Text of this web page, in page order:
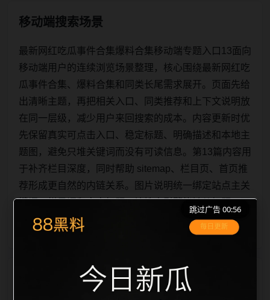
移动端搜索场景
最新网红吃瓜事件合集爆料合集移动端专题入口13面向
移动端用户的连续浏览场景整理，核心围绕最新网红吃
瓜事件合集、爆料合集和同类长尾需求展开。页面先给
出清晰主题，再把相关入口、同类推荐和上下文说明放
在同一层级，减少用户来回搜索的成本。内容更新时优
先保留真实可点击入口、稳定标题、明确描述和本地主
题图，避免只堆关键词而没有可读信息。第13篇内容用
于补齐栏目深度，同时帮助 sitemap、栏目页、首页推
荐形成更自然的内链关系。图片说明统一绑定站点主关
键词、栏目词和文章标题，让搜索引擎能够从标题、正
文、图片 alt、title
栏目内容归集
跳过广告 00:56